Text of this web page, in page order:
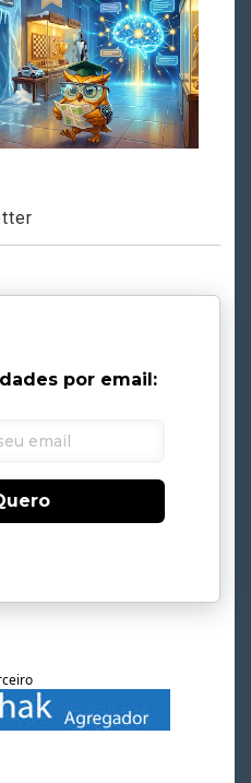
por email: